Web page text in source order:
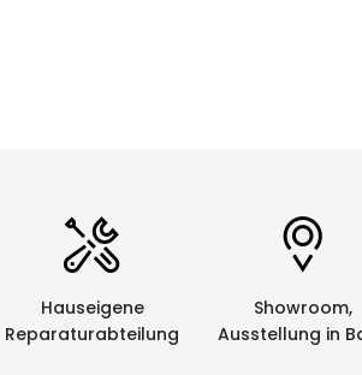
Hauseigene
Reparaturabteilung
Showroom,
Ausstellung in